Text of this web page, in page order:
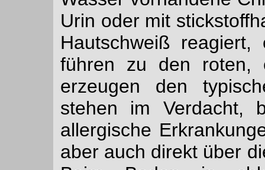
Urin oder mit
Hautschweiß reagiert,
führen zu den roten,
erzeugen den
stehen im Verdacht,
allergische
aber auch direkt über